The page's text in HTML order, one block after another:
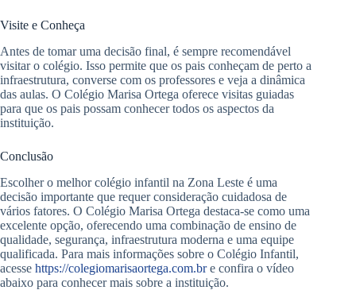
Visite e Conheça
Antes de tomar uma decisão final, é sempre recomendável
visitar o colégio. Isso permite que os pais conheçam de perto a
infraestrutura, converse com os professores e veja a dinâmica
das aulas. O Colégio Marisa Ortega oferece visitas guiadas
para que os pais possam conhecer todos os aspectos da
instituição.
Conclusão
Escolher o melhor colégio infantil na Zona Leste é uma
decisão importante que requer consideração cuidadosa de
vários fatores. O Colégio Marisa Ortega destaca-se como uma
excelente opção, oferecendo uma combinação de ensino de
qualidade, segurança, infraestrutura moderna e uma equipe
qualificada. Para mais informações sobre o Colégio Infantil,
acesse https://colegiomarisaortega.com.bre confira o vídeo
abaixo para conhecer mais sobre a instituição.